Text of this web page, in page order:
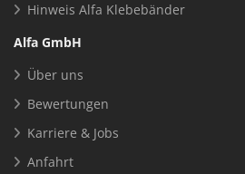
Hinweis Alfa Klebebänder
Alfa GmbH
Über uns
Bewertungen
Karriere & Jobs
Anfahrt